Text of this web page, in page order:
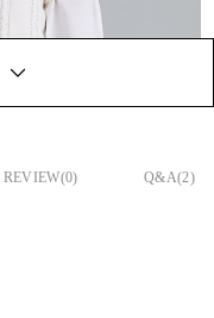
REVIEW(0) Q&A(2)